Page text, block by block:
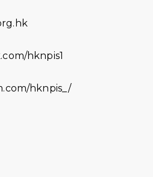
開始）
隊恆常練習 - 6月18日
隊恆常練習 - 6月11日（19:00
hknpis1
hknpis_/